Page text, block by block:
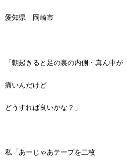
愛知県 岡崎市
「朝起きると足の裏の内側・真ん中が
痛いんだけど
どうすれば良いかな？」
私「あーじゃあテープを二枚